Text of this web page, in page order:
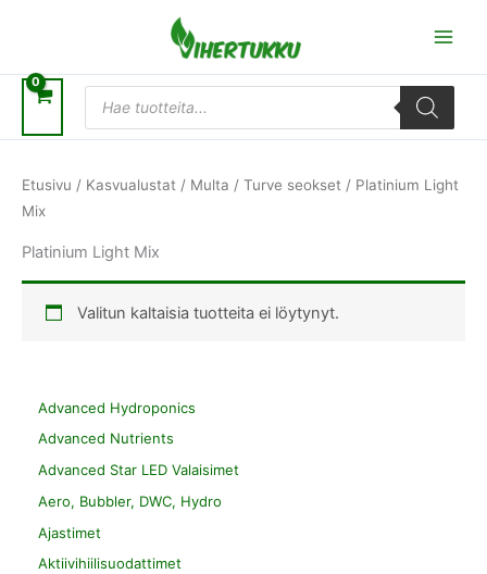
Products
search
Advanced Hydroponics
Advanced Nutrients
Advanced Star LED Valaisimet
Aero, Bubbler, DWC, Hydro
Ajastimet
Aktiivihiilisuodattimet
Etusivu / Kasvualustat / Multa / Turve seokset / Platinium Light
Mix
Platinium Light Mix
Valitun kaltaisia tuotteita ei löytynyt.